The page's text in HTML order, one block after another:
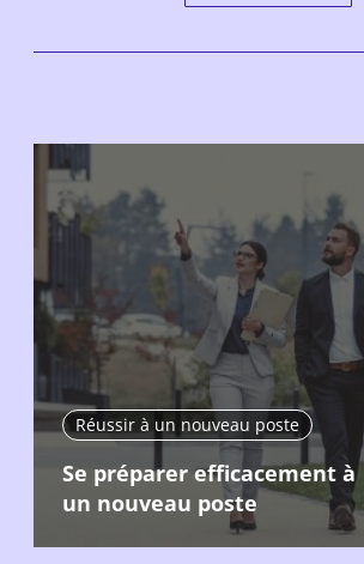
Réussir à un nouveau poste
Se préparer efficacement à
un nouveau poste